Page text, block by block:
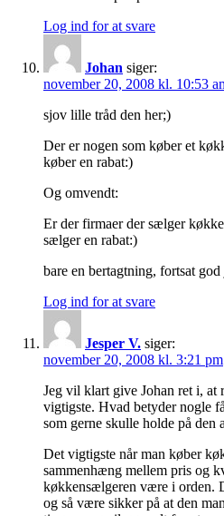
Log ind for at svare
Johan siger:
november 20, 2008 kl. 10:53
sjov lille tråd den her;)
Der er nogen som køber et
køber en rabat:)
Og omvendt:
Er der firmaer der sælger
sælger en rabat:)
bare en bertagtning, fortsat
Log ind for at svare
Jesper V. siger:
november 20, 2008 kl. 3:21 pm
Jeg vil klart give Johan ret i, at
vigtigste. Hvad betyder nogle
som gerne skulle holde på den
Det vigtigste når man køber
sammenhæng mellem pris og
køkkensælgeren være i orden.
og så være sikker på at den